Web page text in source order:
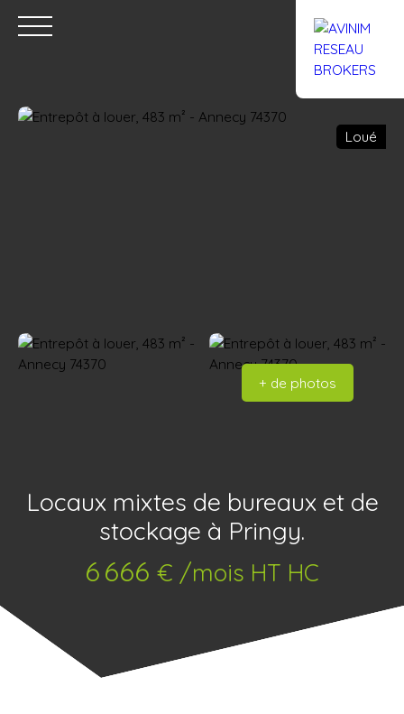
Loué
+ de photos
Locaux mixtes de bureaux et de
stockage à Pringy.
6 666 € /mois HT HC